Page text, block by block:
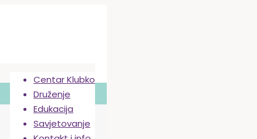
Centar Klubko
Druženje
Edukacija
Savjetovanje